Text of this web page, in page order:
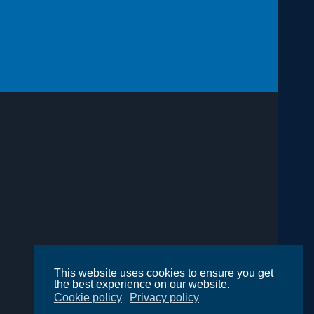
This website uses cookies to ensure you get
the best experience on our website.
Cookie policy
Privacy policy